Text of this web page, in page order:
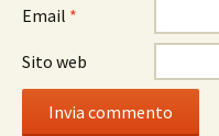
Email *
Sito web